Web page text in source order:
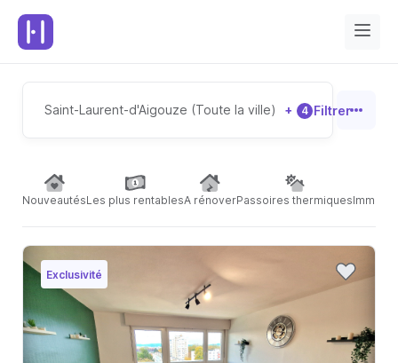
Saint-Laurent-d'Aigouze (Toute la ville) + 4 Filtrer
NouveautésLes plus rentablesA rénoverPassoires thermiques
Exclusivité